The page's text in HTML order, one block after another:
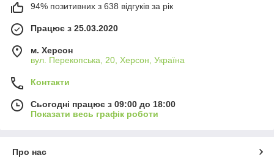
94% позитивних з 638 відгуків за рік
Працює з 25.03.2020
м. Херсон
вул. Перекопська, 20, Херсон, Україна
Контакти
Сьогодні працює з 09:00 до 18:00
Показати весь графік роботи
Про нас